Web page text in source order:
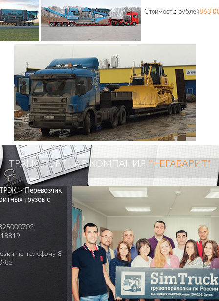
Стоимость: рублей863
ТРАНСПОРТНАЯ КОМПАНИЯ "НЕГАБАРИТ"
- Перевозчик
грузов с
по телефону 8
85